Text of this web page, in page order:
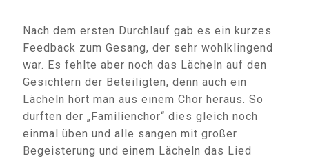
Nach dem ersten Durchlauf gab es ein kurzes
Feedback zum Gesang, der sehr wohlklingend
war. Es fehlte aber noch das Lächeln auf den
Gesichtern der Beteiligten, denn auch ein
Lächeln hört man aus einem Chor heraus. So
durften der „Familienchor“ dies gleich noch
einmal üben und alle sangen mit großer
Begeisterung und einem Lächeln das Lied